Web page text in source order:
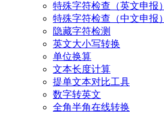
特殊字符检查（英文申报）
特殊字符检查（中文申报）
隐藏字符检测
英文大小写转换
单位换算
文本长度计算
提单文本对比工具
数字转英文
全角半角在线转换